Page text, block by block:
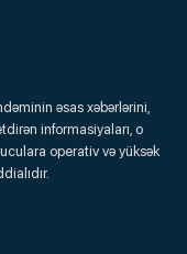
əsas xəbərlərini,
informasiyaları, o
operativ və yüksək